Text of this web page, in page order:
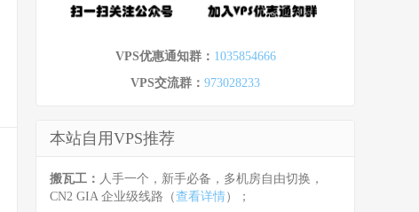
VPS优惠通知群： 1035854666
VPS交流群： 973028233
本站自用VPS推荐
搬瓦工： 人手一个，新手必备，多机房自由切换，
CN2 GIA 企业级线路（查看详情）；